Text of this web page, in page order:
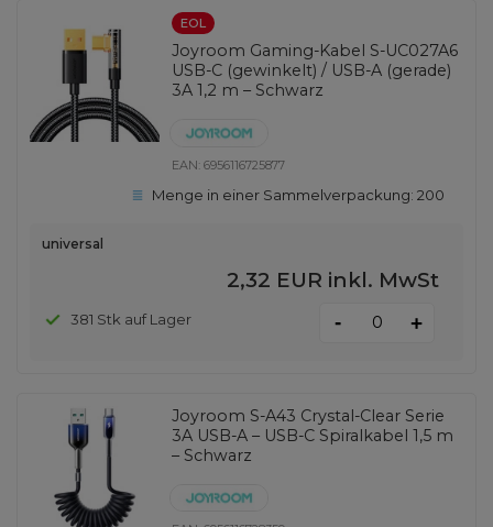
EOL
Joyroom Gaming-Kabel S-UC027A6
USB-C (gewinkelt) / USB-A (gerade)
3A 1,2 m – Schwarz
EAN:6956116725877
Menge in einer Sammelverpackung:200
universal
2,32 EUR inkl. MwSt
381 Stk auf Lager - +
Joyroom S-A43 Crystal-Clear Serie
3A USB-A – USB-C Spiralkabel 1,5 m
– Schwarz